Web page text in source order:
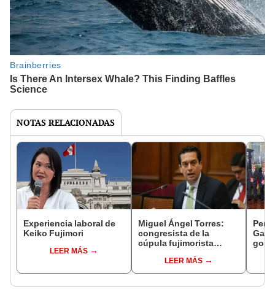
NOTAS RELACIONADAS
Experiencia laboral de
Keiko Fujimori
LEER MÁS
Miguel Ángel Torres:
congresista de la
cúpula fujimorista
del SenadoLEER MÁS